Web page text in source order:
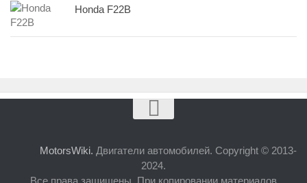
Honda F22B
MotorsWiki. Двигатели автомобилей. Copyright © 2013-
2024.
Все права защищены. При копировании материалов